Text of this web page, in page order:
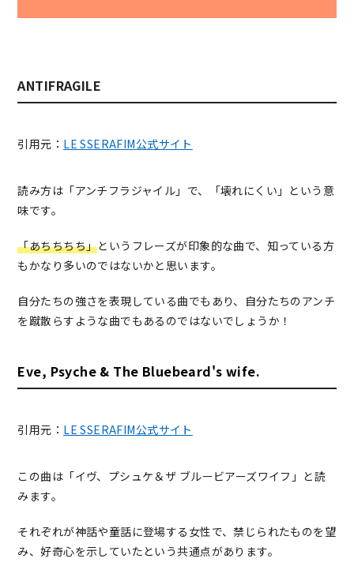
ANTIFRAGILE
引用元： LE SSERAFIM公式サイト
読み方は「アンチフラジャイル」で、「壊れにくい」という意
味です。
「あちちちち」というフレーズが印象的な曲で、知っている方
もかなり多いのではないかと思います。
自分たちの強さを表現している曲でもあり、自分たちのアンチ
を蹴散らすような曲でもあるのではないでしょうか！
Eve, Psyche & The Bluebeard's wife.
引用元： LE SSERAFIM公式サイト
この曲は「イヴ、プシュケ＆ザ ブルービアーズワイフ」と読
みます。
それぞれが神話や童話に登場する女性で、禁じられたものを望
み、好奇心を示していたという共通点があります。